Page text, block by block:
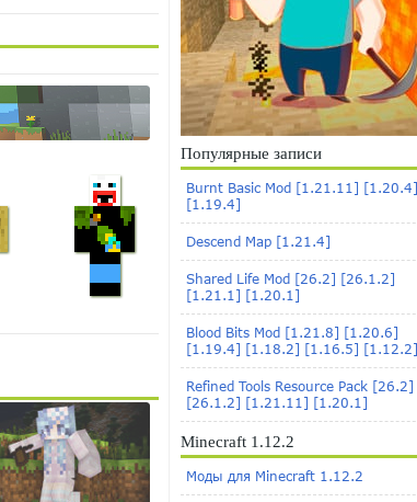
Популярные записи
Burnt Basic Mod [1.21.11] [1.20.4]
[1.19.4]
Descend Map [1.21.4]
Shared Life Mod [26.2] [26.1.2]
[1.21.1] [1.20.1]
Blood Bits Mod [1.21.8] [1.20.6]
[1.19.4] [1.18.2] [1.16.5] [1.12.2]
Refined Tools Resource Pack [26.2]
[26.1.2] [1.21.11] [1.20.1]
Minecraft 1.12.2
Моды для Minecraft 1.12.2